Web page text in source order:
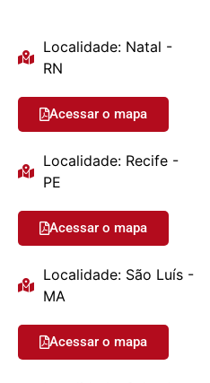
Localidade: Natal -
RN
Acessar o mapa
Localidade: Recife -
PE
Acessar o mapa
Localidade: São Luís -
MA
Acessar o mapa